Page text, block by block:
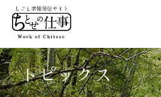
トピックス